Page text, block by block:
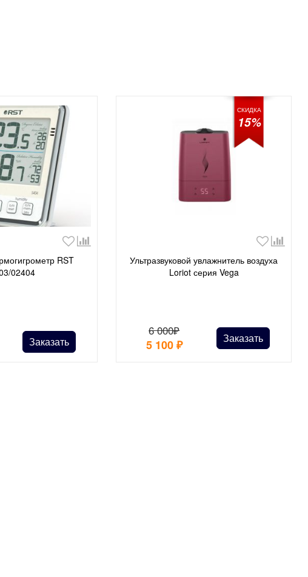
RST
02404
Заказать
СКИДКА
15%
Ультразвуковой увлажнитель воздуха
Loriot серия Vega
6 000₽
5 100₽ Заказать